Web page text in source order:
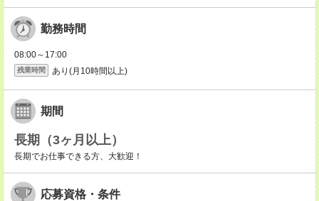
勤務時間
08:00～17:00
残業時間 あり(月10時間以上)
期間
長期（3ヶ月以上）
長期でお仕事できる方、大歓迎！
応募資格・条件